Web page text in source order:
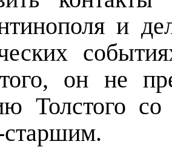
и
он не
Толстого
старшим.